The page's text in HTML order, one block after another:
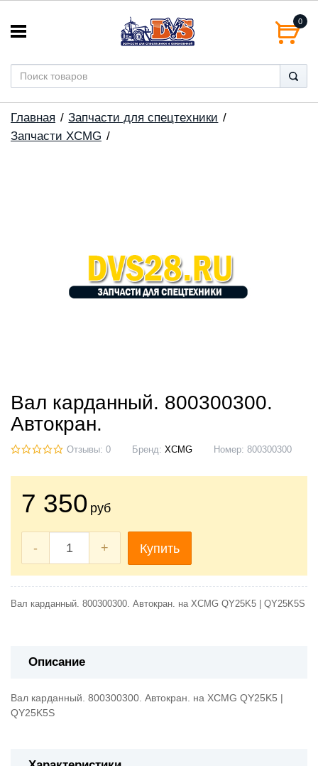
0
Главная
Запчасти для спецтехники
Запчасти XCMG
Вал карданный. 800300300.
Автокран.
Отзывы: 0 Бренд: XCMG Номер: 800300300
7 350 руб
- + Купить
Вал карданный. 800300300. Автокран. на XCMG QY25K5 | QY25K5S
Описание
Вал карданный. 800300300. Автокран. на XCMG QY25K5 |
QY25K5S